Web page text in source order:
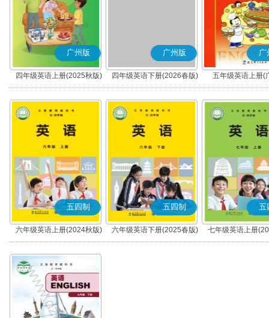
广州版
四年级英语上册(2025秋版)
(广州版)
广州版
四年级英语下册(2026春版)
(广州版)
广
五年级英语上册(
五四制
六年级英语上册(2024秋版)
五四制
六年级英语下册(2025春版)
五
七年级英语上册